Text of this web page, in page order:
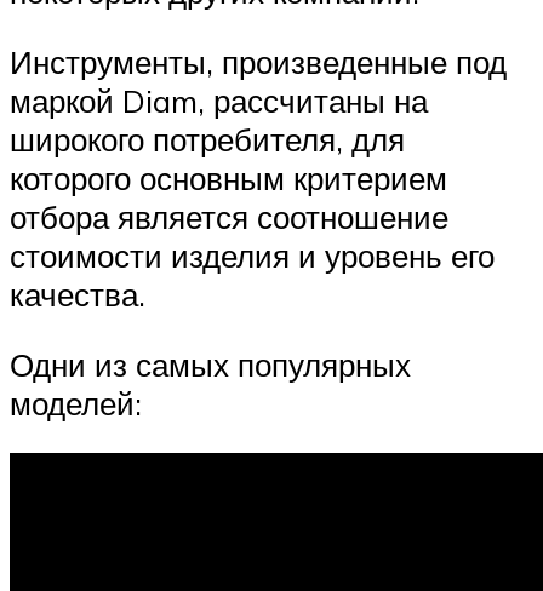
Инструменты, произведенные под
маркой Diam, рассчитаны на
широкого потребителя, для
которого основным критерием
отбора является соотношение
стоимости изделия и уровень его
качества.
Одни из самых популярных
моделей: